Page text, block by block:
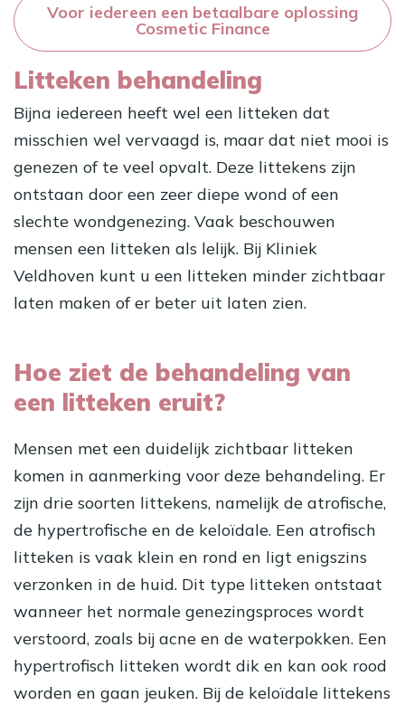
Voor iedereen een betaalbare oplossing
Cosmetic Finance
Litteken behandeling
Bijna iedereen heeft wel een litteken dat
misschien wel vervaagd is, maar dat niet mooi is
genezen of te veel opvalt. Deze littekens zijn
ontstaan door een zeer diepe wond of een
slechte wondgenezing. Vaak beschouwen
mensen een litteken als lelijk. Bij Kliniek
Veldhoven kunt u een litteken minder zichtbaar
laten maken of er beter uit laten zien.
Hoe ziet de behandeling van
een litteken eruit?
Mensen met een duidelijk zichtbaar litteken
komen in aanmerking voor deze behandeling. Er
zijn drie soorten littekens, namelijk de atrofische,
de hypertrofische en de keloïdale. Een atrofisch
litteken is vaak klein en rond en ligt enigszins
verzonken in de huid. Dit type litteken ontstaat
wanneer het normale genezingsproces wordt
verstoord, zoals bij acne en de waterpokken. Een
hypertrofisch litteken wordt dik en kan ook rood
worden en gaan jeuken. Bij de keloïdale littekens